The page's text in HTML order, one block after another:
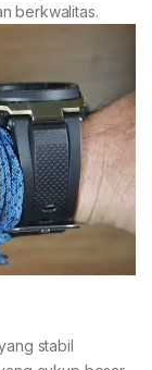
berkwalitas.
stabil